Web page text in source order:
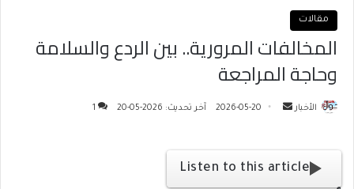
مقالات
المخالفات المرورية.. بين الردع والسلامة
وحاجة المراجعة
الأخبار
ل
2026-05-20 آخر تحديث: 2026-05-20 1
Listen to this article